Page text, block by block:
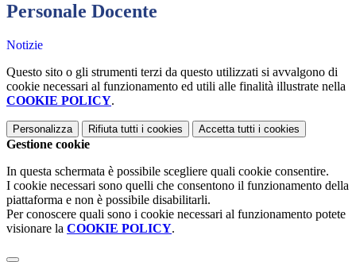
Personale Docente
Notizie
Questo sito o gli strumenti terzi da questo utilizzati si avvalgono di
cookie necessari al funzionamento ed utili alle finalità illustrate nella
COOKIE POLICY.
Personalizza Rifiuta tutti i cookies Accetta tutti i cookies
Gestione cookie
In questa schermata è possibile scegliere quali cookie consentire.
I cookie necessari sono quelli che consentono il funzionamento della
piattaforma e non è possibile disabilitarli.
Per conoscere quali sono i cookie necessari al funzionamento potete
visionare la COOKIE POLICY.